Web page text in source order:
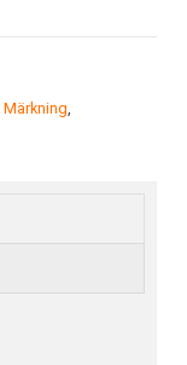
Märkning,